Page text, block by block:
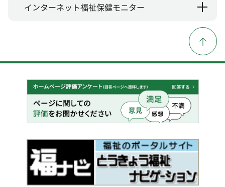
インターネット福祉保健モニター